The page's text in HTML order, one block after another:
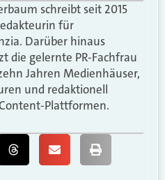
schreibt seit 2015
für
Darüber hinaus
die gelernte PR-Fachfrau
Jahren Medienhäuser,
und redaktionell
Plattformen.